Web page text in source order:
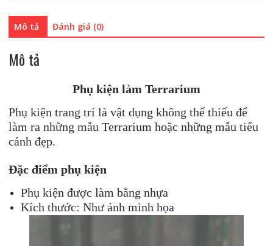
số
lượng
Mô tả Đánh giá (0)
Mô tả
Phụ kiện làm Terrarium
Phụ kiện trang trí là vật dụng không thể thiếu để
làm ra những mẫu Terrarium hoặc những mẫu tiểu
cảnh đẹp.
Đặc điểm phụ kiện
Phụ kiện được làm bằng nhựa
Kích thước: Như ảnh minh họa